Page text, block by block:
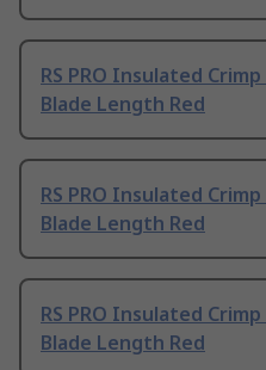
RS PRO Insulated
Blade Length Red
RS PRO Insulated
Blade Length Red
RS PRO Insulated
Blade Length Red